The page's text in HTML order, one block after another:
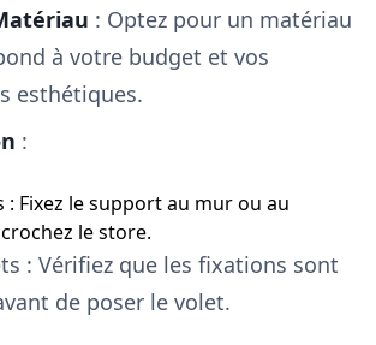
: Optez pour un matériau
à votre budget et vos
esthétiques.
:
: Fixez le support au mur ou au
le store.
: Vérifiez que les fixations sont
de poser le volet.